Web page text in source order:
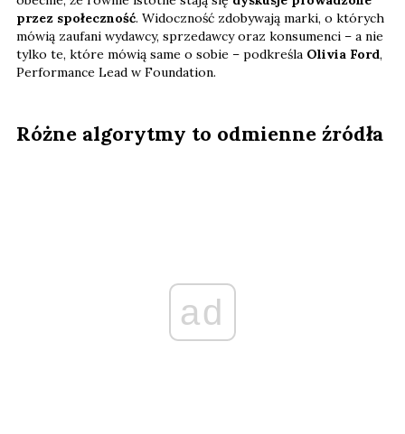
przez społeczność. Widoczność zdobywają marki, o których
mówią zaufani wydawcy, sprzedawcy oraz konsumenci – a nie
tylko te, które mówią same o sobie – podkreśla Olivia Ford,
Performance Lead w Foundation.
Różne algorytmy to odmienne źródła
ad